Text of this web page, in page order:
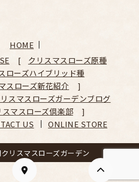
HOME
クリスマスローズ原種
ローズハイブリッド種
スローズ新花紹介
スマスローズガーデンブログ
スマスローズ倶楽部
US ONLINE STORE
リスマスローズガーデン